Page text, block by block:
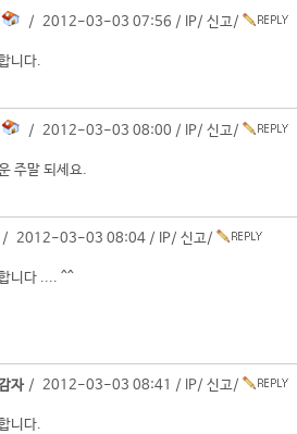
/ 2012-03-03 07:56 / IP/ 신고/
니다.
/ 2012-03-03 08:00 / IP/ 신고/
주말 되세요.
/ 2012-03-03 08:04 / IP/ 신고/
니다 .... ^^
자 / 2012-03-03 08:41 / IP/ 신고/
니다.